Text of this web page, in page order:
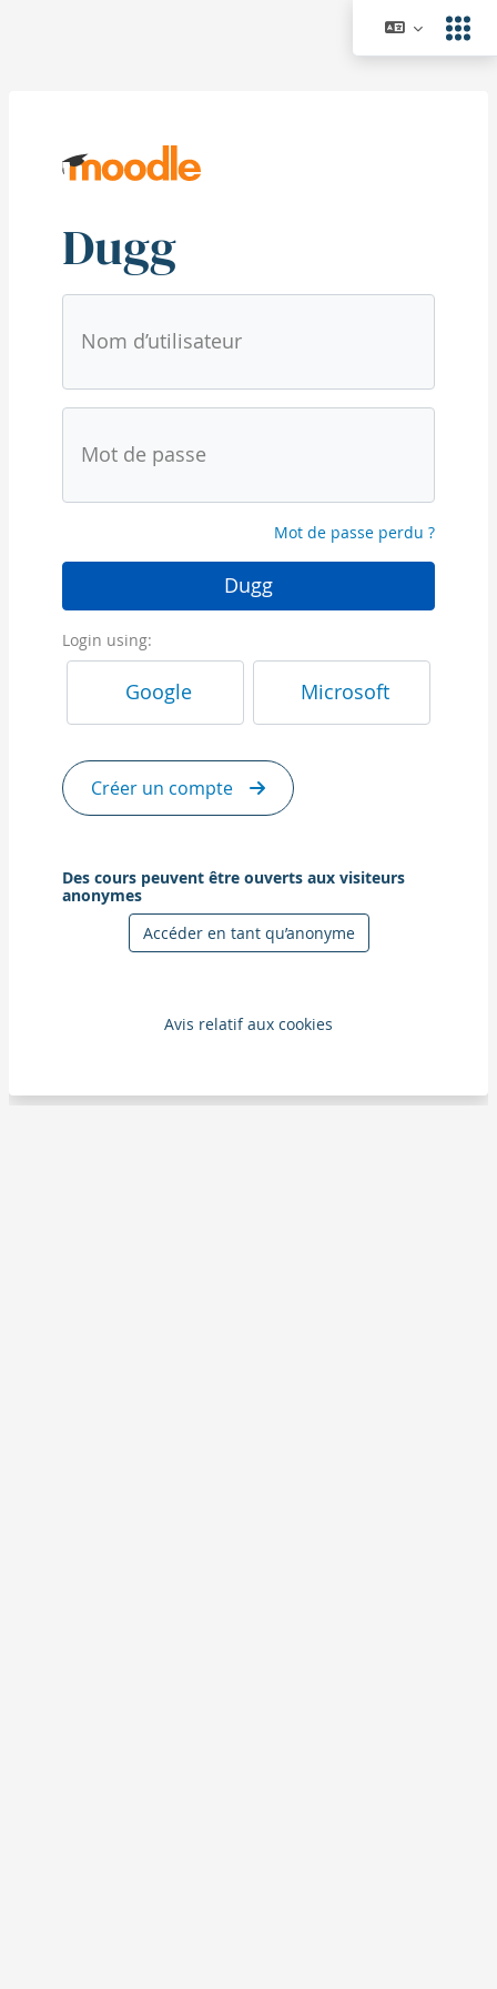
Dugg
Procédure de création de compte
Nom d’utilisateur
Mot de passe
Mot de passe perdu ?
Dugg
Login using:
Google Microsoft
Créer un compte
Des cours peuvent être ouverts aux visiteurs
anonymes
Accéder en tant qu’anonyme
Avis relatif aux cookies